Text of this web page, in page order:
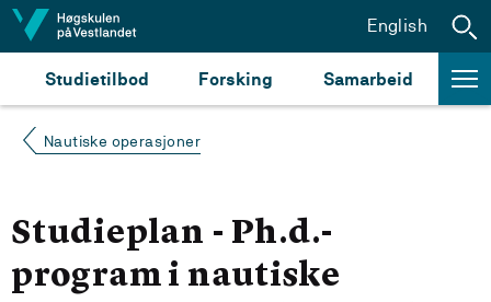
Hopp til innhald
Studietilbod Forsking Samarbeid
English
Nautiske operasjoner
Studieplan - Ph.d.-
program i nautiske